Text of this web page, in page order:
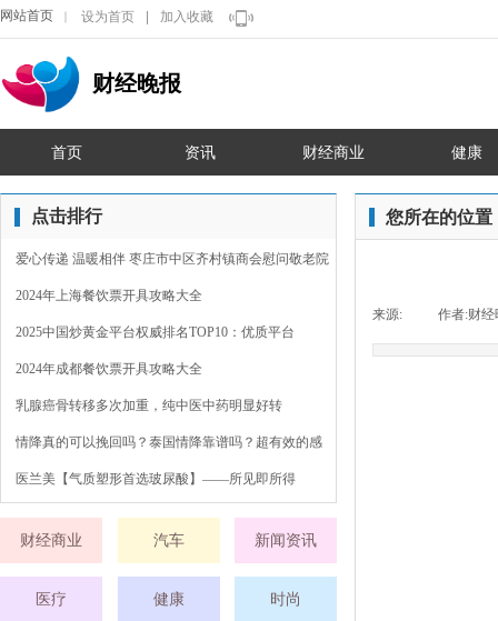
网站首页 设为首页 加入收藏
财经晚报
首页 资讯 财经商业 健康
点击排行 您所在的位置
来源: 作者:财经
爱心传递 温暖相伴 枣庄市中区齐村镇商会慰问敬老院
2024年上海餐饮票开具攻略大全
2025中国炒黄金平台权威排名TOP10：优质平台
2024年成都餐饮票开具攻略大全
乳腺癌骨转移多次加重，纯中医中药明显好转
情降真的可以挽回吗？泰国情降靠谱吗？超有效的感
情裂
医兰美【气质塑形首选玻尿酸】——所见即所得
财经商业 新闻资讯
汽车
健康
医疗 时尚